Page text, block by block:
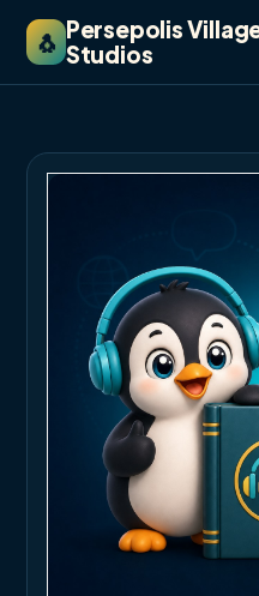
🐧 Persepolis
Studios